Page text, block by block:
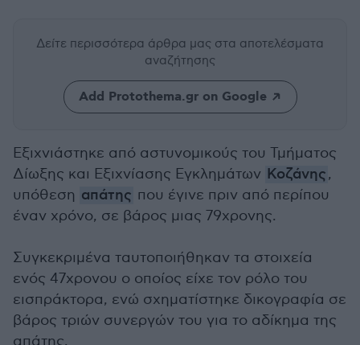
Δείτε περισσότερα άρθρα μας στα αποτελέσματα
αναζήτησης
Add Protothema.gr on Google
Εξιχνιάστηκε από αστυνομικούς του Τμήματος
Δίωξης και Εξιχνίασης Εγκλημάτων Κοζάνης,
υπόθεση απάτης που έγινε πριν από περίπου
έναν χρόνο, σε βάρος μιας 79χρονης.
Συγκεκριμένα ταυτοποιήθηκαν τα στοιχεία
ενός 47χρονου ο οποίος είχε τον ρόλο του
εισπράκτορα, ενώ σχηματίστηκε δικογραφία σε
βάρος τριών συνεργών του για το αδίκημα της
απάτης.